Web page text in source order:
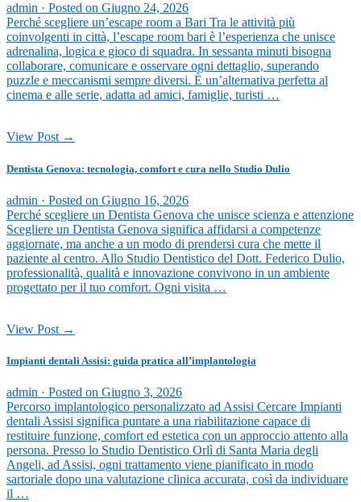
admin · Posted on Giugno 24, 2026
Perché scegliere un’escape room a Bari Tra le attività più
coinvolgenti in città, l’escape room bari è l’esperienza che unisce
adrenalina, logica e gioco di squadra. In sessanta minuti bisogna
collaborare, comunicare e osservare ogni dettaglio, superando
puzzle e meccanismi sempre diversi. È un’alternativa perfetta al
cinema e alle serie, adatta ad amici, famiglie, turisti …
View Post →
Dentista Genova: tecnologia, comfort e cura nello Studio Dulio
admin · Posted on Giugno 16, 2026
Perché scegliere un Dentista Genova che unisce scienza e attenzione
Scegliere un Dentista Genova significa affidarsi a competenze
aggiornate, ma anche a un modo di prendersi cura che mette il
paziente al centro. Allo Studio Dentistico del Dott. Federico Dulio,
professionalità, qualità e innovazione convivono in un ambiente
progettato per il tuo comfort. Ogni visita …
View Post →
Impianti dentali Assisi: guida pratica all’implantologia
admin · Posted on Giugno 3, 2026
Percorso implantologico personalizzato ad Assisi Cercare Impianti
dentali Assisi significa puntare a una riabilitazione capace di
restituire funzione, comfort ed estetica con un approccio attento alla
persona. Presso lo Studio Dentistico Orlì di Santa Maria degli
Angeli, ad Assisi, ogni trattamento viene pianificato in modo
sartoriale dopo una valutazione clinica accurata, così da individuare
il …